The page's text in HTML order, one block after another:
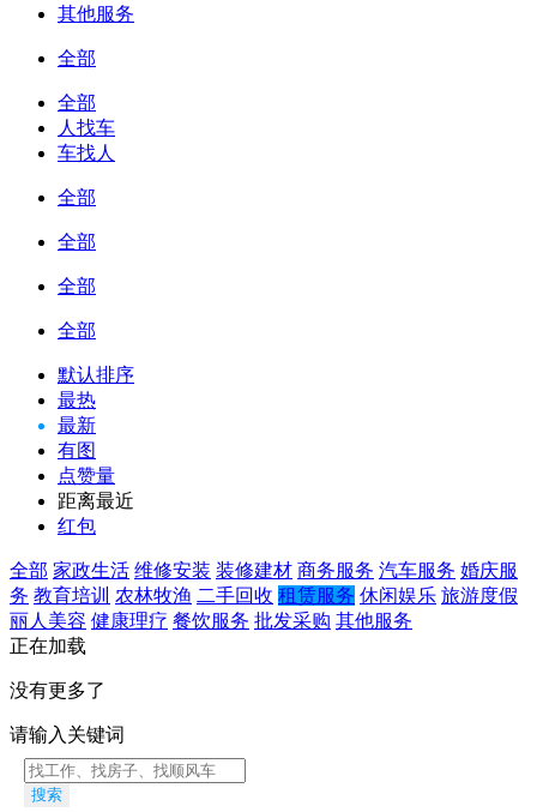
其他服务
全部
全部
人找车
车找人
全部
全部
全部
全部
默认排序
最热
最新
有图
点赞量
距离最近
红包
全部 家政生活 维修安装 装修建材 商务服务 汽车服务 婚庆服
务 教育培训 农林牧渔 二手回收 租赁服务 休闲娱乐 旅游度假
丽人美容 健康理疗 餐饮服务 批发采购 其他服务
正在加载
没有更多了
请输入关键词
搜索